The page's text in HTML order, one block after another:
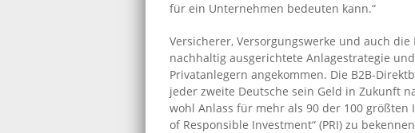
für ein Unternehmen bedeuten kann.“
Versicherer, Versorgungswerke und auch
nachhaltig ausgerichtete Anlagestrategie
Privatanlegern angekommen. Die B2B-
jeder zweite Deutsche sein Geld in Zukunft
wohl Anlass für mehr als 90 der 100
of Responsible Investment“ (PRI) zu